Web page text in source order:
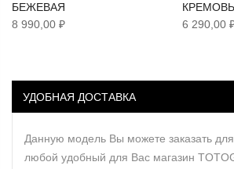
БЕЖЕВАЯ
8 990,00 ₽
6 290,00
УДОБНАЯ ДОСТАВКА
Данную модель Вы можете заказать
любой удобный для Вас магазин